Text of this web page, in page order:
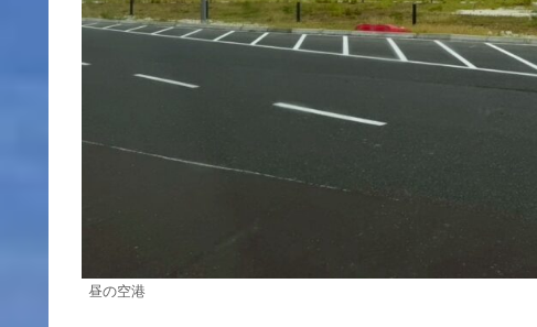
昼の空港